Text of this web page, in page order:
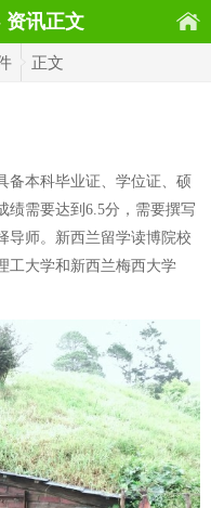
资讯正文
正文
本科毕业证、学位证、硕
绩需要达到6.5分，需要撰写
导师。新西兰留学读博院校
工大学和新西兰梅西大学